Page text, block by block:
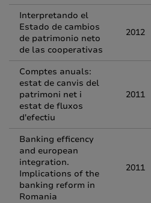
Interpretando el
Estado de cambios
de patrimonio neto
de las cooperativas
2012
Comptes anuals:
estat de canvis del
patrimoni net i
estat de fluxos
d'efectiu
2011
Banking efficency
and european
integration.
Implications of the
banking reform in
Romania
2011